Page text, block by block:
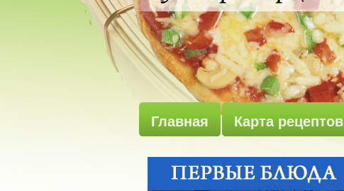
Главная Карта рецептов